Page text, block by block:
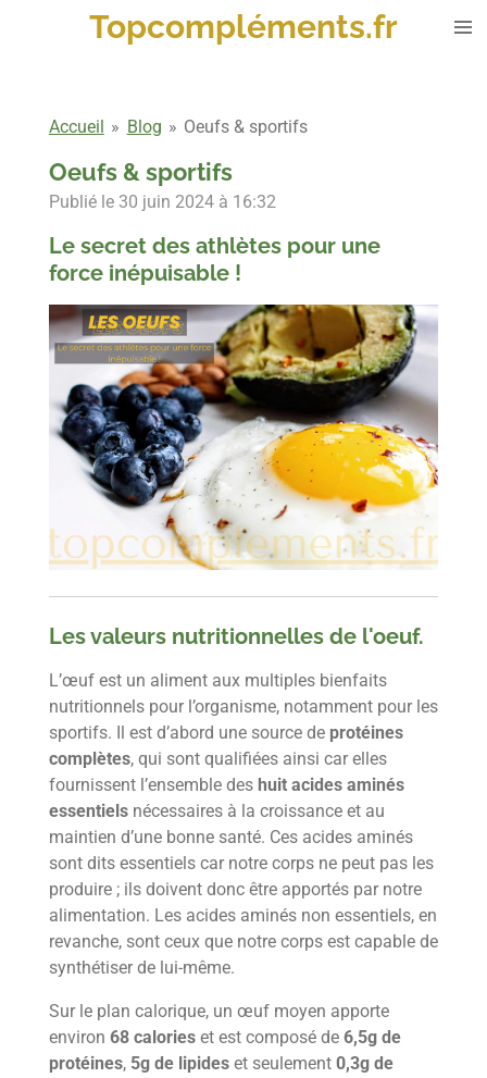
Topcompléments.fr
Accueil » Blog » Oeufs & sportifs
Oeufs & sportifs
Publié le 30 juin 2024 à 16:32
Le secret des athlètes pour une
force inépuisable !
Les valeurs nutritionnelles de l'oeuf.
L’œuf est un aliment aux multiples bienfaits
nutritionnels pour l’organisme, notamment pour les
sportifs. Il est d’abord une source de protéines
complètes, qui sont qualifiées ainsi car elles
fournissent l’ensemble des huit acides aminés
essentielsnécessaires à la croissance et au
maintien d’une bonne santé. Ces acides aminés
sont dits essentiels car notre corps ne peut pas les
produire ; ils doivent donc être apportés par notre
alimentation. Les acides aminés non essentiels, en
revanche, sont ceux que notre corps est capable de
synthétiser de lui-même.
Sur le plan calorique, un œuf moyen apporte
environ 68 calorieset est composé de 6,5g de
protéines, 5g de lipideset seulement 0,3g de